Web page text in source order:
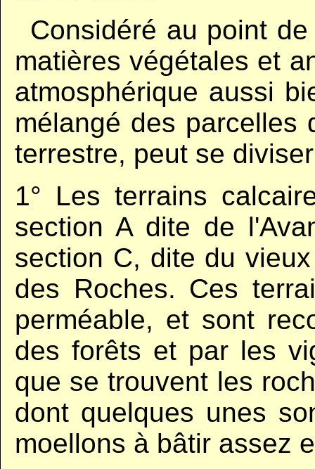
Considéré au point
matières végétales et
atmosphérique aussi
mélangé des parcelles
terrestre, peut se
1° Les terrains
section A dite de
section C, dite du
des Roches. Ces
perméable, et sont
des forêts et par les
que se trouvent les
dont quelques unes
moellons à bâtir assez